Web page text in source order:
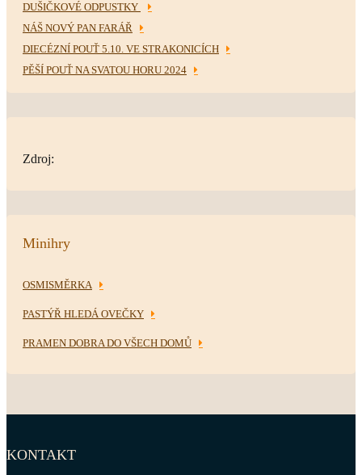
DUŠIČKOVÉ ODPUSTKY
NÁŠ NOVÝ PAN FARÁŘ
DIECÉZNÍ POUŤ 5.10. VE STRAKONICÍCH
PĚŠÍ POUŤ NA SVATOU HORU 2024
Zdroj:
Minihry
OSMISMĚRKA
PASTÝŘ HLEDÁ OVEČKY
PRAMEN DOBRA DO VŠECH DOMŮ
KONTAKT